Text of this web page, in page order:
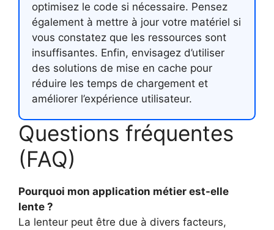
optimisez le code si nécessaire. Pensez
également à mettre à jour votre matériel si
vous constatez que les ressources sont
insuffisantes. Enfin, envisagez d’utiliser
des solutions de mise en cache pour
réduire les temps de chargement et
améliorer l’expérience utilisateur.
Questions fréquentes
(FAQ)
Pourquoi mon application métier est-elle
lente ?
La lenteur peut être due à divers facteurs,